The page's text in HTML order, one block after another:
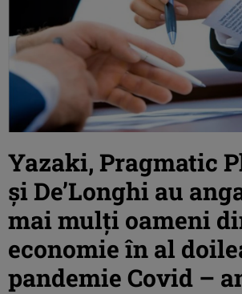
Yazaki, Pragmatic
şi De’Longhi au
mai mulţi oameni
economie în al
pandemie Covid –